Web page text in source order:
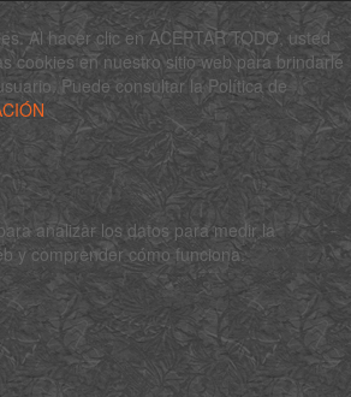
Al hacer clic en ACEPTAR TODO, usted
cookies en nuestro sitio web para brindarle
Puede consultar la Política de
analizar los datos para medir la
y comprender cómo funciona.